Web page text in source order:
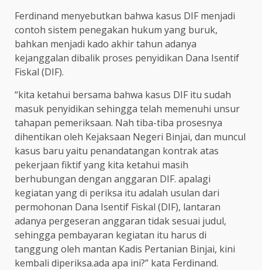
Ferdinand menyebutkan bahwa kasus DIF menjadi
contoh sistem penegakan hukum yang buruk,
bahkan menjadi kado akhir tahun adanya
kejanggalan dibalik proses penyidikan Dana Isentif
Fiskal (DIF).
“kita ketahui bersama bahwa kasus DIF itu sudah
masuk penyidikan sehingga telah memenuhi unsur
tahapan pemeriksaan. Nah tiba-tiba prosesnya
dihentikan oleh Kejaksaan Negeri Binjai, dan muncul
kasus baru yaitu penandatangan kontrak atas
pekerjaan fiktif yang kita ketahui masih
berhubungan dengan anggaran DIF. apalagi
kegiatan yang di periksa itu adalah usulan dari
permohonan Dana Isentif Fiskal (DIF), lantaran
adanya pergeseran anggaran tidak sesuai judul,
sehingga pembayaran kegiatan itu harus di
tanggung oleh mantan Kadis Pertanian Binjai, kini
kembali diperiksa.ada apa ini?” kata Ferdinand.